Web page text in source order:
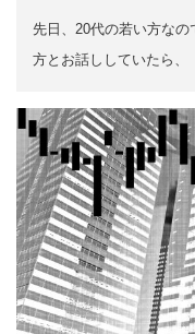
先日、20代の若い方な
方とお話ししていたら、